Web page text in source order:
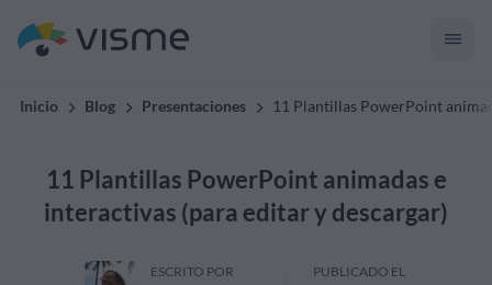
Inicio Blog Presentaciones 11 Plantillas PowerPoint
11 Plantillas PowerPoint animadas e
interactivas (para editar y descargar)
ESCRITO POR PUBLICADO EL